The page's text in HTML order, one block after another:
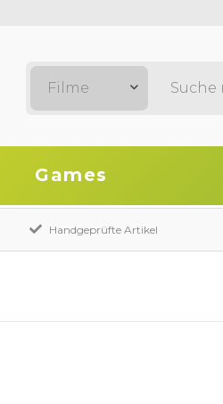
Filme
Games
Handgeprüfte Artikel